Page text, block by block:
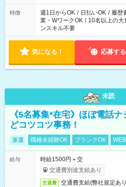
特徴 週1日からOK / 日払いOK / 履歴
業・WワークOK / 10名以上の大
ンスキル不要
気になる！ 応募する
未読
《5名募集*在宅》ほぼ電話
どコツコツ事務！
派遣 職種未経験OK ブランクOK
給与
時給1500円＋交
交通費別途支給あり
交通費 交通費支給(弊社規定あ